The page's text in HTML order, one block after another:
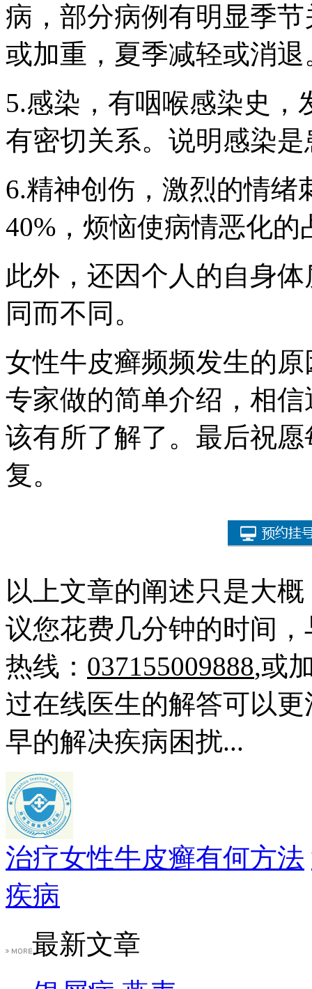
病，部分病例有明显季
或加重，夏季减轻或消退
5.感染，有咽喉感染史
有密切关系。说明感染
6.精神创伤，激烈的情
40%，烦恼使病情恶化的
此外，还因个人的自身
同而不同。
女性牛皮癣频频发生的
专家做的简单介绍，相
该有所了解了。最后祝
复。
以上文章的阐述只是大
议您花费几分钟的时间，
热线： 037155009888,或
过在线医生的解答可以
早的解决疾病困扰...
治疗女性牛皮癣有何方法
疾病
最新文章